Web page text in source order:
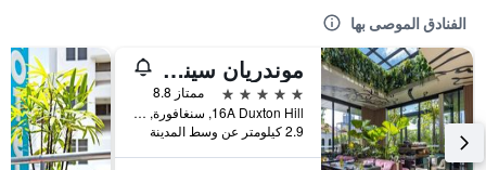
الفنادق الموصى بها
موندريان سينجابور دوكستون
5 نجوم
ممتاز 8.8
16A Duxton Hill, سنغافورة, سنغافورة
2.9 كيلومتر عن وسط المدينة